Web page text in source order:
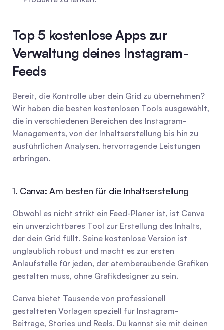
Top 5 kostenlose Apps zur
Verwaltung deines Instagram-
Feeds
Bereit, die Kontrolle über dein Grid zu übernehmen?
Wir haben die besten kostenlosen Tools ausgewählt,
die in verschiedenen Bereichen des Instagram-
Managements, von der Inhaltserstellung bis hin zu
ausführlichen Analysen, hervorragende Leistungen
erbringen.
1. Canva: Am besten für die Inhaltserstellung
Obwohl es nicht strikt ein Feed-Planer ist, ist Canva
ein unverzichtbares Tool zur Erstellung des Inhalts,
der dein Grid füllt. Seine kostenlose Version ist
unglaublich robust und macht es zur ersten
Anlaufstelle für jeden, der atemberaubende Grafiken
gestalten muss, ohne Grafikdesigner zu sein.
Canva bietet Tausende von professionell
gestalteten Vorlagen speziell für Instagram-
Beiträge, Stories und Reels. Du kannst sie mit deinen